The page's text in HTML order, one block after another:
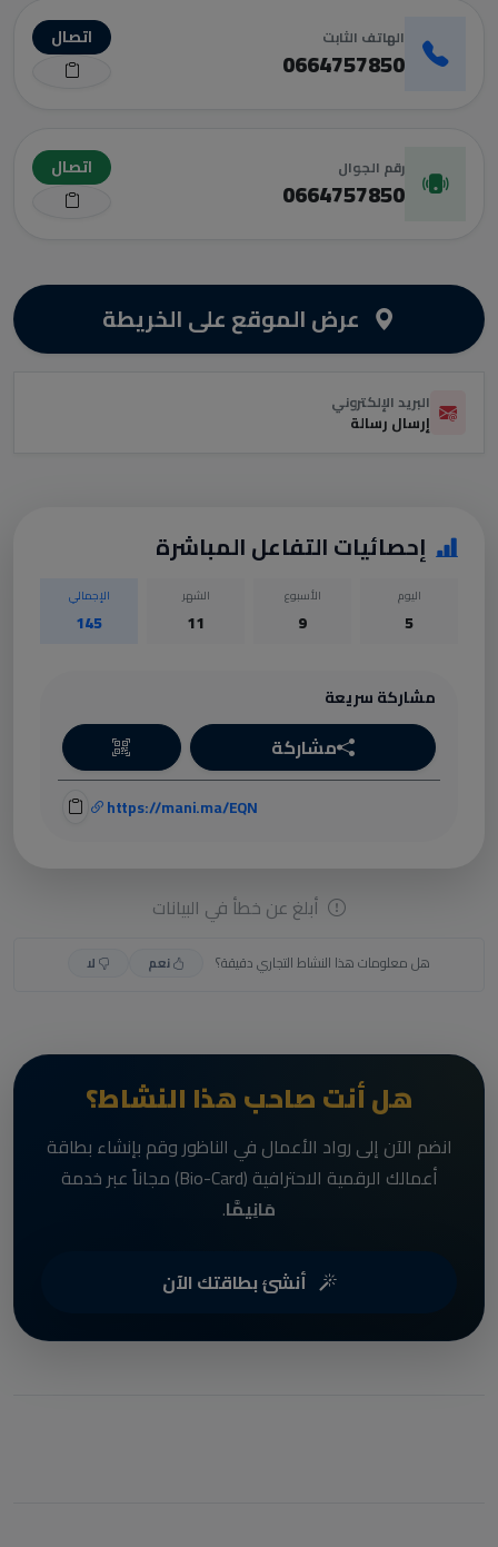
الهاتف الثابت
0664757850
اتصال
رقم الجوال
0664757850
اتصال
عرض الموقع على الخريطة
البريد الإلكتروني
إرسال رسالة
إحصائيات التفاعل المباشرة
اليوم
5
الأسبوع
9
الشهر
11
الإجمالي
145
مشاركة سريعة
مشاركة
https://mani.ma/EQN
أبلغ عن خطأ في البيانات
هل معلومات هذا النشاط التجاري دقيقة؟ نعم لا
هل أنت صاحب هذا النشاط؟
انضم الآن إلى رواد الأعمال في الناظور وقم بإنشاء بطاقة
أعمالك الرقمية الاحترافية (Bio-Card) مجاناً عبر خدمة
مَانِيمَّا.
أنشئ بطاقتك الآن